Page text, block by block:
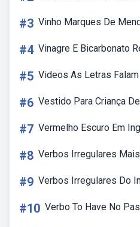
#3 Vinho Marques De
#4 Vinagre E Bicarbonato
#5 Videos As Letras Falam
#6 Vestido Para Criança
#7 Vermelho Escuro Em
#8 Verbos Irregulares
#9 Verbos Irregulares Do
#10 Verbo To Have No